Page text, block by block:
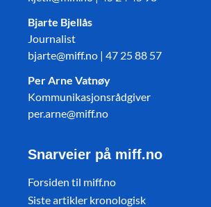
Bjarte Bjellås
Journalist
bjarte@miff.no | 47 25 88 57
Per Arne Vatnøy
Kommunikasjonsrådgiver
per.arne@miff.no
Snarveier på miff.no
Forsiden til miff.no
Siste artikler kronologisk